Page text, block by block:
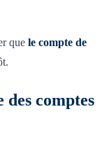
que le compte de
des comptes